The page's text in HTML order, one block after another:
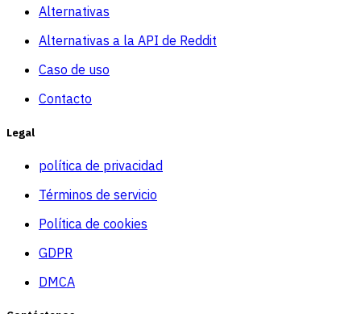
Alternativas
Alternativas a la API de Reddit
Caso de uso
Contacto
Legal
política de privacidad
Términos de servicio
Política de cookies
GDPR
DMCA